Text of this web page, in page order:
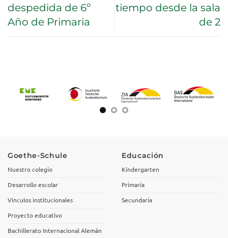
despedida de 6º
Año de Primaria
tiempo desde la sala
de 2
Goethe-Schule
Nuestro colegio
Desarrollo escolar
Vínculos institucionales
Proyecto educativo
Bachillerato Internacional Alemán
Educación
Kindergarten
Primaria
Secundaria